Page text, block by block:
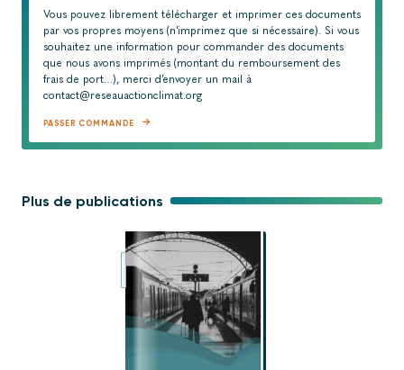
Vous pouvez librement télécharger et imprimer ces documents
par vos propres moyens (n'imprimez que si nécessaire). Si vous
souhaitez une information pour commander des documents
que nous avons imprimés (montant du remboursement des
frais de port…), merci d’envoyer un mail à
contact@reseauactionclimat.org
PASSER COMMANDE
Plus de publications